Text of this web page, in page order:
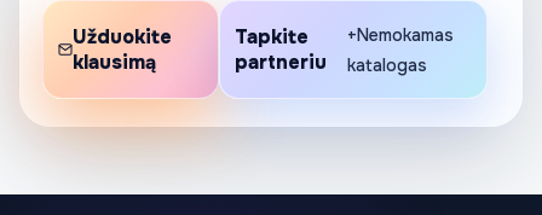
Užduokite
klausimą
Tapkite
partneriu
+Nemokamas
katalogas